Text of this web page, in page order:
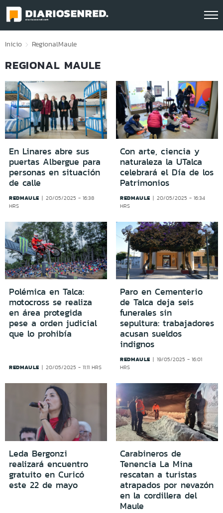
Click acá para ir directamente al contenido
Inicio RegionalMaule
REGIONAL MAULE
En Linares abre sus
puertas Albergue para
personas en situación
de calle
REDMAULE
20/05/2025 - 16:38
HRS
Con arte, ciencia y
naturaleza la UTalca
celebrará el Día de los
Patrimonios
REDMAULE
20/05/2025 - 16:34
HRS
Polémica en Talca:
motocross se realiza
en área protegida
pese a orden judicial
que lo prohibía
REDMAULE 20/05/2025 - 11:11 HRS
Paro en Cementerio
de Talca deja seis
funerales sin
sepultura: trabajadores
acusan sueldos
indignos
REDMAULE
19/05/2025 - 16:01
HRS
Leda Bergonzi
realizará encuentro
gratuito en Curicó
este 22 de mayo
Carabineros de
Tenencia La Mina
rescatan a turistas
atrapados por nevazón
en la cordillera del
Maule